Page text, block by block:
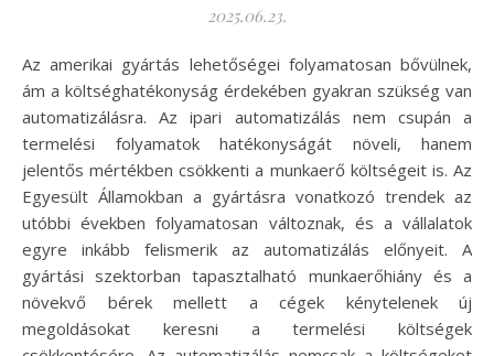
2025.06.23.
Az amerikai gyártás lehetőségei folyamatosan bővülnek,
ám a költséghatékonyság érdekében gyakran szükség van
automatizálásra. Az ipari automatizálás nem csupán a
termelési folyamatok hatékonyságát növeli, hanem
jelentős mértékben csökkenti a munkaerő költségeit is. Az
Egyesült Államokban a gyártásra vonatkozó trendek az
utóbbi években folyamatosan változnak, és a vállalatok
egyre inkább felismerik az automatizálás előnyeit. A
gyártási szektorban tapasztalható munkaerőhiány és a
növekvő bérek mellett a cégek kénytelenek új
megoldásokat keresni a termelési költségek